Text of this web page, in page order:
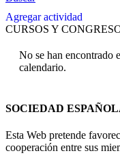
Agregar actividad
CURSOS Y
No se han encontrado
calendario.
SOCIEDAD
Esta Web pretende
cooperación entre sus